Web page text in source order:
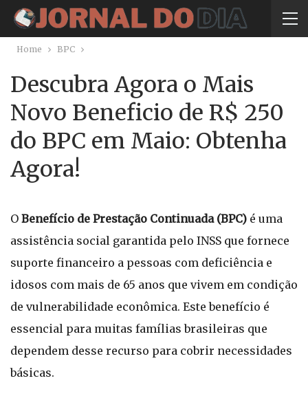
Home BPC
Descubra Agora o Mais
Novo Beneficio de R$ 250
do BPC em Maio: Obtenha
Agora!
O Benefício de Prestação Continuada (BPC) é uma
assistência social garantida pelo INSS que fornece
suporte financeiro a pessoas com deficiência e
idosos com mais de 65 anos que vivem em condição
de vulnerabilidade econômica. Este benefício é
essencial para muitas famílias brasileiras que
dependem desse recurso para cobrir necessidades
básicas.